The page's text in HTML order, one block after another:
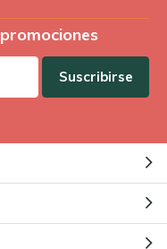
Suscribirse